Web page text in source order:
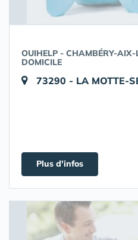
OUIHELP - CHAMBÉRY-
DOMICILE
73290 - LA MOTTE-
Plus d'infos